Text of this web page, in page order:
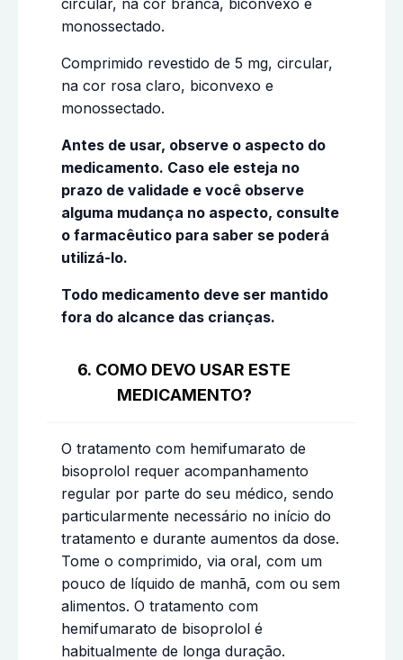
monossectado.
Comprimido revestido de 5 mg, circular,
na cor rosa claro, biconvexo e
monossectado.
Antes de usar, observe o aspecto do
medicamento. Caso ele esteja no
prazo de validade e você observe
alguma mudança no aspecto, consulte
o farmacêutico para saber se poderá
utilizá-lo.
Todo medicamento deve ser mantido
fora do alcance das crianças.
6. COMO DEVO USAR ESTE
MEDICAMENTO?
O tratamento com hemifumarato de
bisoprolol requer acompanhamento
regular por parte do seu médico, sendo
particularmente necessário no início do
tratamento e durante aumentos da dose.
Tome o comprimido, via oral, com um
pouco de líquido de manhã, com ou sem
alimentos. O tratamento com
hemifumarato de bisoprolol é
habitualmente de longa duração.